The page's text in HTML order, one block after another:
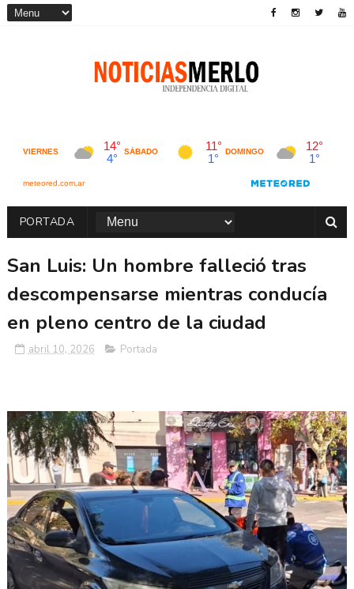
PORTADA
San Luis: Un hombre falleció tras
descompensarse mientras conducía
en pleno centro de la ciudad
abril 10, 2026 Portada